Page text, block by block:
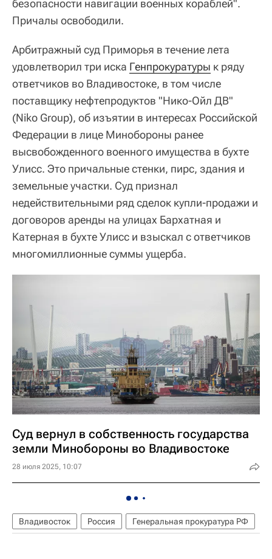
безопасности навигации военных кораблей".
Причалы освободили.
Арбитражный суд Приморья в течение лета
удовлетворил три иска Генпрокуратуры к ряду
ответчиков во Владивостоке, в том числе
поставщику нефтепродуктов "Нико-Ойл ДВ"
(Niko Group), об изъятии в интересах Российской
Федерации в лице Минобороны ранее
высвобожденного военного имущества в бухте
Улисс. Это причальные стенки, пирс, здания и
земельные участки. Суд признал
недействительными ряд сделок купли-продажи и
договоров аренды на улицах Бархатная и
Катерная в бухте Улисс и взыскал с ответчиков
многомиллионные суммы ущерба.
Суд вернул в собственность государства
земли Минобороны во Владивостоке
28 июля 2025, 10:07
Владивосток Россия Генеральная прокуратура РФ